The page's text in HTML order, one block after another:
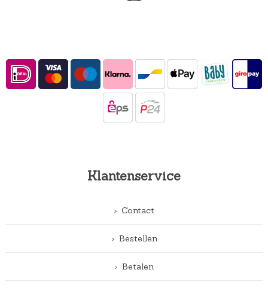
Klantenservice
Contact
Bestellen
Betalen